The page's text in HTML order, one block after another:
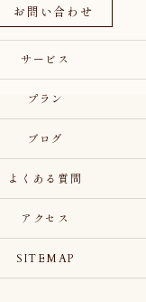
お問い合わせ
サービス
プラン
ブログ
よくある質問
アクセス
SITEMAP